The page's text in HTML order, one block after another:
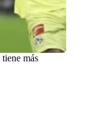
más